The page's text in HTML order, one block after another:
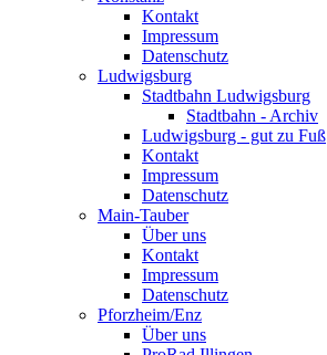
Kontakt
Impressum
Datenschutz
Ludwigsburg
Stadtbahn Ludwigsburg
Stadtbahn - Archiv
Ludwigsburg - gut zu Fuß
Kontakt
Impressum
Datenschutz
Main-Tauber
Über uns
Kontakt
Impressum
Datenschutz
Pforzheim/Enz
Über uns